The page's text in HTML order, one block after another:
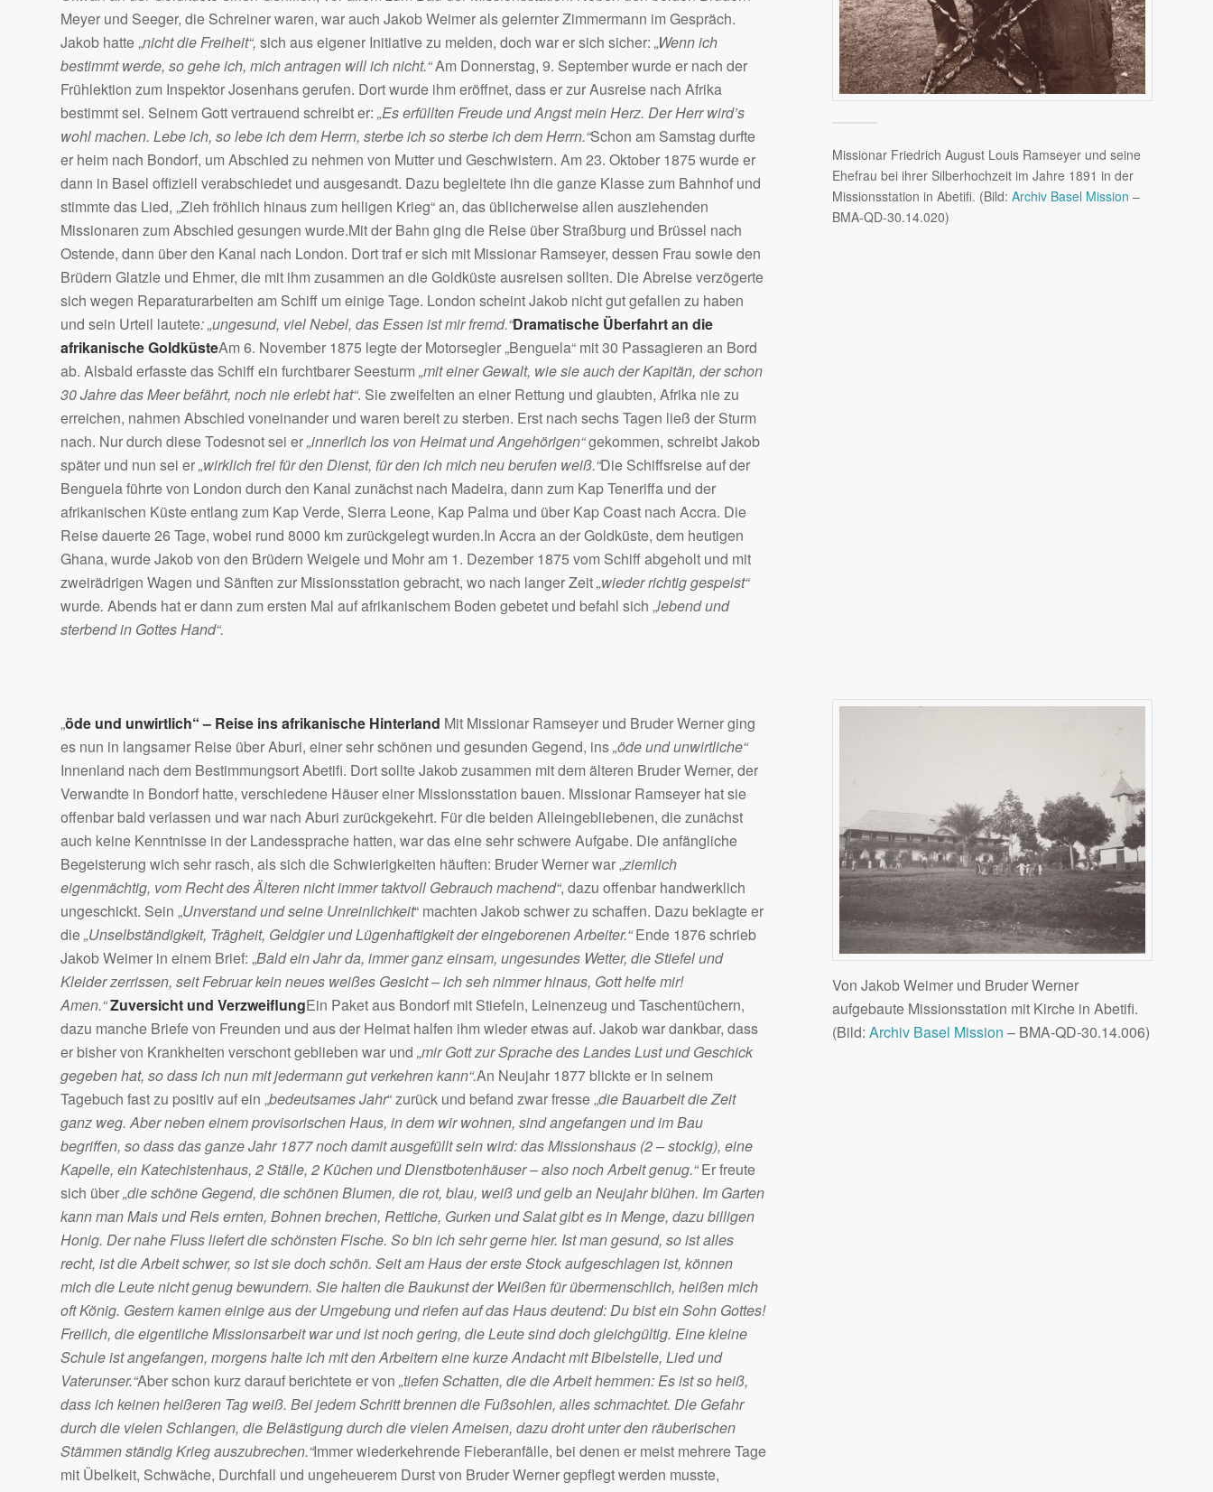
Meyer und Seeger, die Schreiner waren, war auch Jakob Weimer als gelernter Zimmermann im Gespräch.
Jakob hatte „nicht die Freiheit“, sich aus eigener Initiative zu melden, doch war er sich sicher: „Wenn ich
bestimmt werde, so gehe ich, mich antragen will ich nicht.“Am Donnerstag, 9. September wurde er nach der
Frühlektion zum Inspektor Josenhans gerufen. Dort wurde ihm eröffnet, dass er zur Ausreise nach Afrika
bestimmt sei. Seinem Gott vertrauend schreibt er: „Es erfüllten Freude und Angst mein Herz. Der Herr wird’s
wohl machen. Lebe ich, so lebe ich dem Herrn, sterbe ich so sterbe ich dem Herrn.“Schon am Samstag durfte
er heim nach Bondorf, um Abschied zu nehmen von Mutter und Geschwistern. Am 23. Oktober 1875 wurde er
dann in Basel offiziell verabschiedet und ausgesandt. Dazu begleitete ihn die ganze Klasse zum Bahnhof und
stimmte das Lied, „Zieh fröhlich hinaus zum heiligen Krieg“ an, das üblicherweise allen ausziehenden
Missionaren zum Abschied gesungen wurde.Mit der Bahn ging die Reise über Straßburg und Brüssel nach
Ostende, dann über den Kanal nach London. Dort traf er sich mit Missionar Ramseyer, dessen Frau sowie den
Brüdern Glatzle und Ehmer, die mit ihm zusammen an die Goldküste ausreisen sollten. Die Abreise verzögerte
sich wegen Reparaturarbeiten am Schiff um einige Tage. London scheint Jakob nicht gut gefallen zu haben
und sein Urteil lautete: „ungesund, viel Nebel, das Essen ist mir fremd.“Dramatische Überfahrt an die
afrikanische GoldküsteAm 6. November 1875 legte der Motorsegler „Benguela“ mit 30 Passagieren an Bord
ab. Alsbald erfasste das Schiff ein furchtbarer Seesturm „mit einer Gewalt, wie sie auch der Kapitän, der schon
30 Jahre das Meer befährt, noch nie erlebt hat“. Sie zweifelten an einer Rettung und glaubten, Afrika nie zu
erreichen, nahmen Abschied voneinander und waren bereit zu sterben. Erst nach sechs Tagen ließ der Sturm
nach. Nur durch diese Todesnot sei er„innerlich los von Heimat und Angehörigen“gekommen, schreibt Jakob
später und nun sei er„wirklich frei für den Dienst, für den ich mich neu berufen weiß.“Die Schiffsreise auf der
Benguela führte von London durch den Kanal zunächst nach Madeira, dann zum Kap Teneriffa und der
afrikanischen Küste entlang zum Kap Verde, Sierra Leone, Kap Palma und über Kap Coast nach Accra. Die
Reise dauerte 26 Tage, wobei rund 8000 km zurückgelegt wurden.In Accra an der Goldküste, dem heutigen
Ghana, wurde Jakob von den Brüdern Weigele und Mohr am 1. Dezember 1875 vom Schiff abgeholt und mit
zweirädrigen Wagen und Sänften zur Missionsstation gebracht, wo nach langer Zeit„wieder richtig gespeist“
wurde. Abends hat er dann zum ersten Mal auf afrikanischem Boden gebetet und befahl sich „lebend und
sterbend in Gottes Hand“.
Missionar Friedrich August Louis Ramseyer und seine
Ehefrau bei ihrer Silberhochzeit im Jahre 1891 in der
Missionsstation in Abetifi. (Bild:Archiv Basel Mission–
BMA-QD-30.14.020)
„öde und unwirtlich“ – Reise ins afrikanische Hinterland Mit Missionar Ramseyer und Bruder Werner ging
es nun in langsamer Reise über Aburi, einer sehr schönen und gesunden Gegend, ins„öde und unwirtliche“
Innenland nach dem Bestimmungsort Abetifi. Dort sollte Jakob zusammen mit dem älteren Bruder Werner, der
Verwandte in Bondorf hatte, verschiedene Häuser einer Missionsstation bauen. Missionar Ramseyer hat sie
offenbar bald verlassen und war nach Aburi zurückgekehrt. Für die beiden Alleingebliebenen, die zunächst
auch keine Kenntnisse in der Landessprache hatten, war das eine sehr schwere Aufgabe. Die anfängliche
Begeisterung wich sehr rasch, als sich die Schwierigkeiten häuften: Bruder Werner war „ziemlich
eigenmächtig, vom Recht des Älteren nicht immer taktvoll Gebrauch machend“, dazu offenbar handwerklich
ungeschickt. Sein „Unverstand und seine Unreinlichkeit“ machten Jakob schwer zu schaffen. Dazu beklagte er
die„Unselbständigkeit, Trägheit, Geldgier und Lügenhaftigkeit der eingeborenen Arbeiter.“Ende 1876 schrieb
Jakob Weimer in einem Brief: „Bald ein Jahr da, immer ganz einsam, ungesundes Wetter, die Stiefel und
Kleider zerrissen, seit Februar kein neues weißes Gesicht – ich seh nimmer hinaus, Gott helfe mir!
Amen.“Zuversicht und VerzweiflungEin Paket aus Bondorf mit Stiefeln, Leinenzeug und Taschentüchern,
dazu manche Briefe von Freunden und aus der Heimat halfen ihm wieder etwas auf. Jakob war dankbar, dass
er bisher von Krankheiten verschont geblieben war und „mir Gott zur Sprache des Landes Lust und Geschick
gegeben hat, so dass ich nun mit jedermann gut verkehren kann“.An Neujahr 1877 blickte er in seinem
Tagebuch fast zu positiv auf ein „bedeutsames Jahr“ zurück und befand zwar fresse „die Bauarbeit die Zeit
ganz weg. Aber neben einem provisorischen Haus, in dem wir wohnen, sind angefangen und im Bau
begriffen, so dass das ganze Jahr 1877 noch damit ausgefüllt sein wird: das Missionshaus (2 – stockig), eine
Kapelle, ein Katechistenhaus, 2 Ställe, 2 Küchen und Dienstbotenhäuser – also noch Arbeit genug.“Er freute
sich über„die schöne Gegend, die schönen Blumen, die rot, blau, weiß und gelb an Neujahr blühen. Im Garten
kann man Mais und Reis ernten, Bohnen brechen, Rettiche, Gurken und Salat gibt es in Menge, dazu billigen
Honig. Der nahe Fluss liefert die schönsten Fische. So bin ich sehr gerne hier. Ist man gesund, so ist alles
recht, ist die Arbeit schwer, so ist sie doch schön. Seit am Haus der erste Stock aufgeschlagen ist, können
mich die Leute nicht genug bewundern. Sie halten die Baukunst der Weißen für übermenschlich, heißen mich
oft König. Gestern kamen einige aus der Umgebung und riefen auf das Haus deutend: Du bist ein Sohn Gottes!
Freilich, die eigentliche Missionsarbeit war und ist noch gering, die Leute sind doch gleichgültig. Eine kleine
Schule ist angefangen, morgens halte ich mit den Arbeitern eine kurze Andacht mit Bibelstelle, Lied und
Vaterunser.“Aber schon kurz darauf berichtete er von „tiefen Schatten, die die Arbeit hemmen: Es ist so heiß,
dass ich keinen heißeren Tag weiß. Bei jedem Schritt brennen die Fußsohlen, alles schmachtet. Die Gefahr
durch die vielen Schlangen, die Belästigung durch die vielen Ameisen, dazu droht unter den räuberischen
Stämmen ständig Krieg auszubrechen.“Immer wiederkehrende Fieberanfälle, bei denen er meist mehrere Tage
mit Übelkeit, Schwäche, Durchfall und ungeheuerem Durst von Bruder Werner gepflegt werden musste,
Von Jakob Weimer und Bruder Werner
aufgebaute Missionsstation mit Kirche in Abetifi.
(Bild:Archiv Basel Mission– BMA-QD-30.14.006)